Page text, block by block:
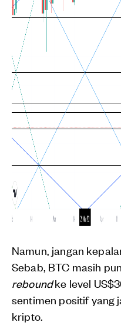
Namun, jangan
Sebab, BTC masih
reboundke level
sentimen positif yang
kripto.